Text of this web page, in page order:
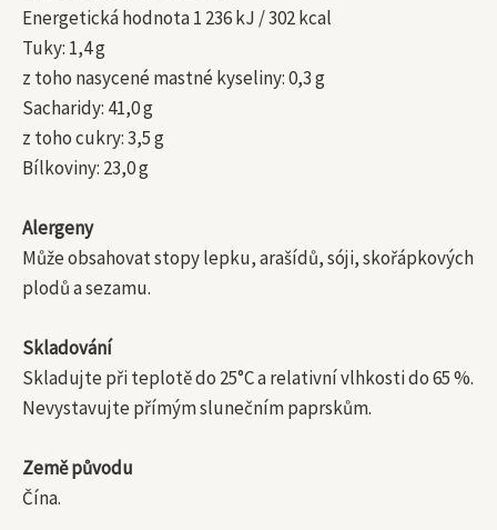
Energetická hodnota 1 236 kJ / 302 kcal
Tuky: 1,4 g
z toho nasycené mastné kyseliny: 0,3 g
Sacharidy: 41,0 g
z toho cukry: 3,5 g
Bílkoviny: 23,0 g
Alergeny
Může obsahovat stopy lepku, arašídů, sóji, skořápkových
plodů a sezamu.
Skladování
Skladujte při teplotě do 25°C a relativní vlhkosti do 65 %.
Nevystavujte přímým slunečním paprskům.
Země původu
Čína.